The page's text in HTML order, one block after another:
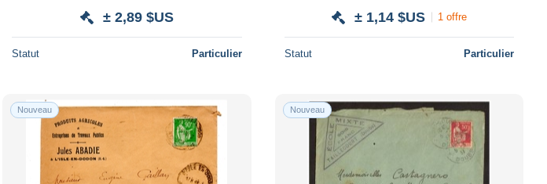
± 2,89 $US
Statut Particulier
± 1,14 $US 1 offre
Statut Particulier
Nouveau Nouveau